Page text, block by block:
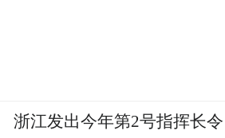
浙江发出今年第2号指挥长令